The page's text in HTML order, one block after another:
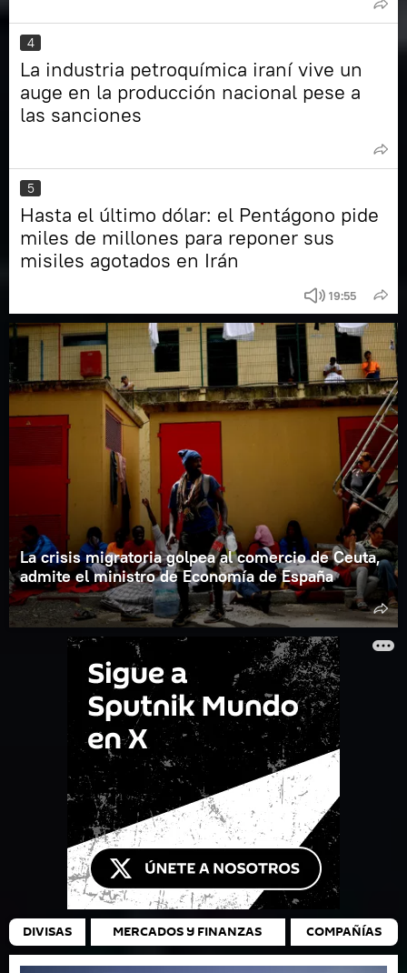
4
La industria petroquímica iraní vive un
auge en la producción nacional pese a
las sanciones
5
Hasta el último dólar: el Pentágono pide
miles de millones para reponer sus
misiles agotados en Irán
19:55
La crisis migratoria golpea al comercio de Ceuta,
admite el ministro de Economía de España
DIVISAS MERCADOS Y FINANZAS COMPAÑÍAS